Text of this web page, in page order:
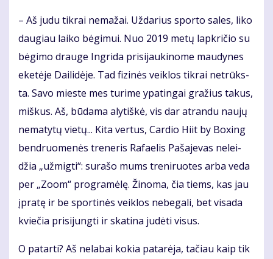
– Aš ju­du tik­rai ne­ma­žai. Už­da­rius spor­to sa­les, li­ko
dau­giau lai­ko bė­gi­mui. Nuo 2019 me­tų lap­kri­čio su
bė­gi­mo drau­ge In­gri­da pri­si­jau­ki­no­me mau­dy­nes
eke­tė­je Dai­li­dė­je. Tad fi­zi­nės veik­los tik­rai ne­trūks­
ta. Sa­vo mies­te mes tu­ri­me ypa­tin­gai gra­žius ta­kus,
miš­kus. Aš, bū­da­ma aly­tiš­kė, vis dar at­ran­du nau­jų
ne­ma­ty­tų vie­tų... Ki­ta ver­tus, Car­dio Hi­it by Bo­xing
ben­druo­me­nės tre­ne­ris Ra­fa­e­lis Pa­ša­je­vas ne­lei­
džia „už­mig­ti“: su­ra­šo mums tre­ni­ruo­tes ar­ba ve­da
per „Zo­om“ pro­gra­mė­lę. Ži­no­ma, čia tiems, kas jau
įpra­tę ir be spor­ti­nės veik­los ne­be­ga­li, bet vi­sa­da
kvie­čia pri­si­jung­ti ir ska­ti­na ju­dė­ti vi­sus.
O pa­tar­ti? Aš ne­la­bai ko­kia pa­ta­rė­ja, ta­čiau kaip tik